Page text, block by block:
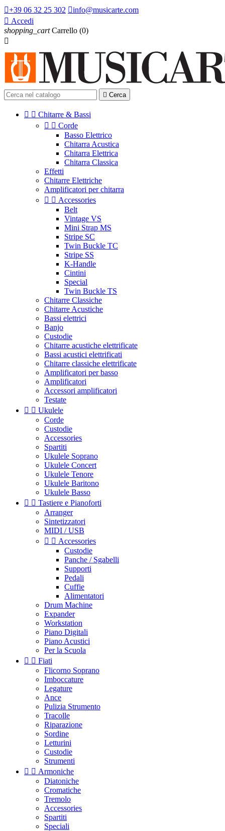
+39 06 32 25 302 info@musicarte.com
 Accedi
shopping_cart Carrello (0)

 Cerca
  Chitarre & Bassi
  Corde
Basso Elettrico
Chitarra Acustica
Chitarra Elettrica
Chitarra Classica
Effetti
Chitarre Elettriche
Amplificatori per chitarra
  Accessories
Belt
Vintage VS
Mini Strap MS
Stripe SC
Twin Buckle TC
Stripe SS
K-Handle
Cintini
Special
Twin Buckle TS
Chitarre Classiche
Chitarre Acustiche
Bassi elettrici
Banjo
Custodie
Chitarre acustiche elettrificate
Bassi acustici elettrificati
Chitarre classiche elettrificate
Amplificatori per basso
Amplificatori
Accessori amplificatori
Testate
  Ukulele
Corde
Custodie
Accessories
Spartiti
Ukulele Soprano
Ukulele Concert
Ukulele Tenore
Ukulele Baritono
Ukulele Basso
  Tastiere e Pianoforti
Arranger
Sintetizzatori
MIDI / USB
  Accessories
Custodie
Panche / Sgabelli
Supporti
Pedali
Cuffie
Alimentatori
Drum Machine
Expander
Workstation
Piano Digitali
Piano Acustici
Per la Scuola
  Fiati
Flicorno Soprano
Imboccature
Legature
Ance
Pulizia Strumento
Tracolle
Riparazione
Sordine
Letturini
Custodie
Strumenti
  Armoniche
Diatoniche
Cromatiche
Tremolo
Accessories
Spartiti
Speciali